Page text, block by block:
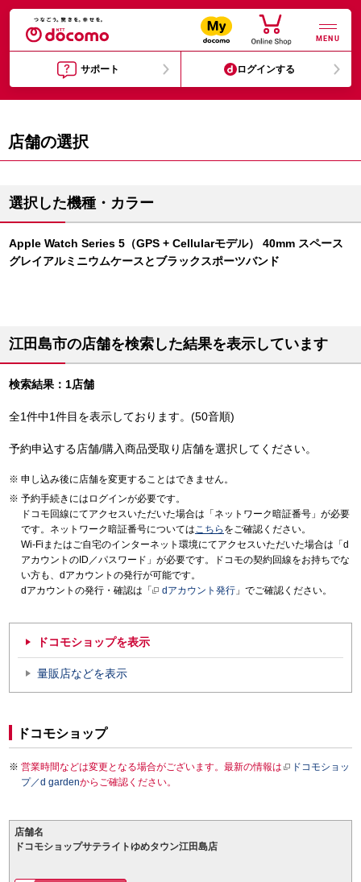
MENU
サポート ログインする
店舗の選択
選択した機種・カラー
Apple Watch Series 5（GPS + Cellularモデル） 40mm スペース
グレイアルミニウムケースとブラックスポーツバンド
江田島市の店舗を検索した結果を表示しています
検索結果：1店舗
全1件中1件目を表示しております。(50音順)
予約申込する店舗/購入商品受取り店舗を選択してください。
申し込み後に店舗を変更することはできません。
予約手続きにはログインが必要です。
ドコモ回線にてアクセスいただいた場合は「ネットワーク暗証番号」が必要
です。ネットワーク暗証番号についてはこちら をご確認ください。
Wi-Fiまたはご自宅のインターネット環境にてアクセスいただいた場合は「d
アカウントのID／パスワード」が必要です。ドコモの契約回線をお持ちでな
い方も、dアカウントの発行が可能です。
dアカウントの発行・確認は「
dアカウント発行 」でご確認ください。
ドコモショップを表示
量販店などを表示
ドコモショップ
営業時間などは変更となる場合がございます。最新の情報は
ドコモショッ
プ／d gardenからご確認ください。
店舗名
ドコモショップサテライトゆめタウン江田島店